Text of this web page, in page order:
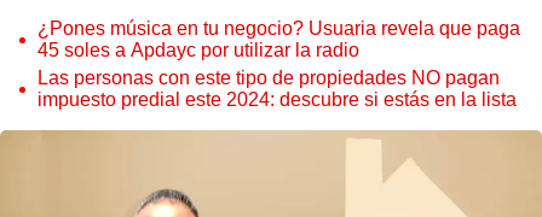
¿Pones música en tu negocio? Usuaria revela que paga
45 soles a Apdayc por utilizar la radio
Las personas con este tipo de propiedades NO pagan
impuesto predial este 2024: descubre si estás en la lista